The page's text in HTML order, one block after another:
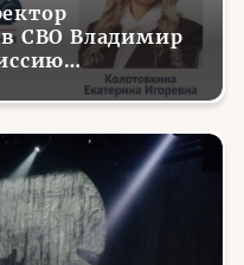
СВО Владимир
по поддержке
семей